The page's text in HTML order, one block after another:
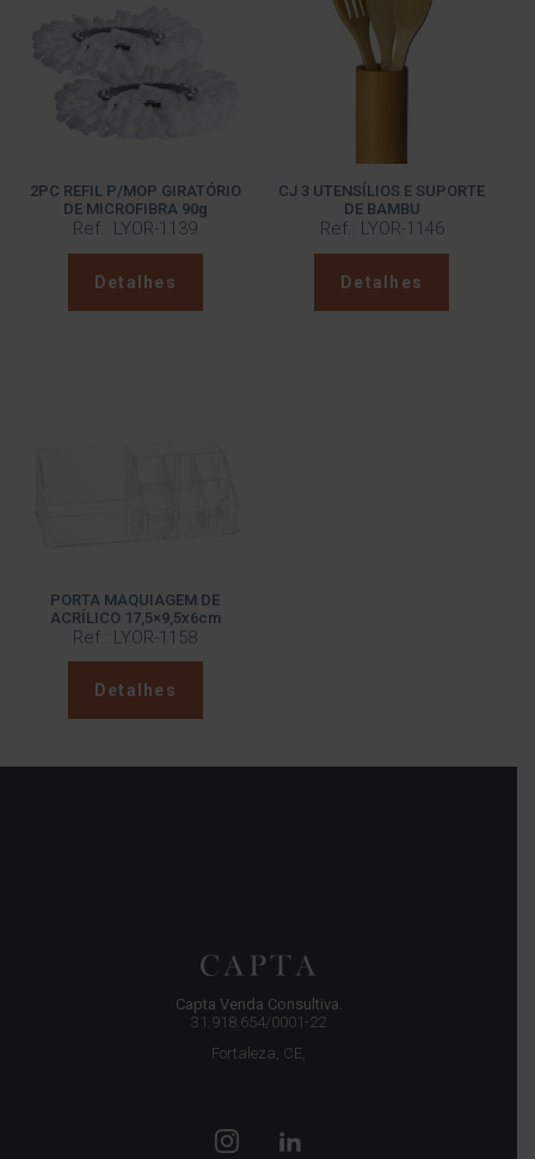
2PC REFIL P/MOP GIRATÓRIO
DE MICROFIBRA 90g
Ref.: LYOR-1139
Detalhes
CJ 3 UTENSÍLIOS E SUPORTE
DE BAMBU
Ref.: LYOR-1146
Detalhes
PORTA MAQUIAGEM DE
ACRÍLICO 17,5×9,5x6cm
Ref.: LYOR-1158
Detalhes
Capta Venda Consultiva.
31.918.654/0001-22
Fortaleza, CE,